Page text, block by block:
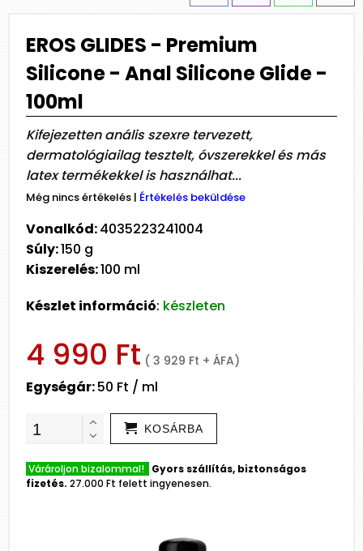
EROS GLIDES - Premium
Silicone - Anal Silicone Glide -
100ml
Kifejezetten anális szexre tervezett,
dermatológiailag tesztelt, óvszerekkel és más
latex termékekkel is használhat...
Még nincs értékelés | Értékelés beküldése
Vonalkód:4035223241004
Súly:150 g
Kiszerelés:100 ml
Készlet információ: készleten
4 990 Ft ( 3 929 Ft + ÁFA)
Egységár:50 Ft / ml
KOSÁRBA
Várároljon bizalommal! Gyors szállítás, biztonságos
fizetés. 27.000 Ft felett ingyenesen.